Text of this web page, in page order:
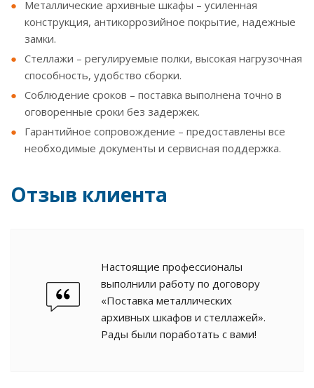
Металлические архивные шкафы – усиленная
конструкция, антикоррозийное покрытие, надежные
замки.
Стеллажи – регулируемые полки, высокая нагрузочная
способность, удобство сборки.
Соблюдение сроков – поставка выполнена точно в
оговоренные сроки без задержек.
Гарантийное сопровождение – предоставлены все
необходимые документы и сервисная поддержка.
Отзыв клиента
Настоящие профессионалы
выполнили работу по договору
«Поставка металлических
архивных шкафов и стеллажей».
Рады были поработать с вами!